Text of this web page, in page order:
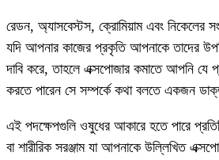
রেডন, অ্যাসবেস্টস, ক্রোমিয়াম এবং নিকেলের
যদি আপনার কাজের প্রকৃতি আপনাকে তাদের
দাবি করে, তাহলে এক্সপোজার কমাতে আপনি যে
করতে পারেন সে সম্পর্কে কথা বলতে একজন
এই পদক্ষেপগুলি ওষুধের আকারে হতে পারে
বা শারীরিক সরঞ্জাম যা আপনাকে উল্লিখিত